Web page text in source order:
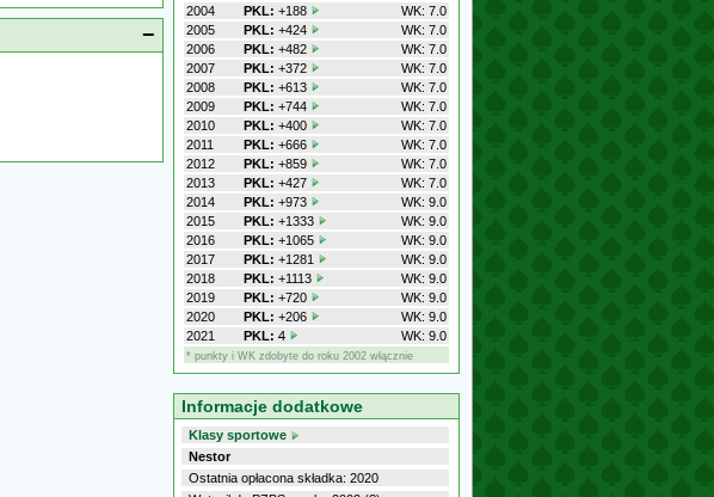
−
2004
PKL: +188
WK: 7.0
2005
PKL: +424
WK: 7.0
2006
PKL: +482
WK: 7.0
2007
PKL: +372
WK: 7.0
2008
PKL: +613
WK: 7.0
2009
PKL: +744
WK: 7.0
2010
PKL: +400
WK: 7.0
2011
PKL: +666
WK: 7.0
2012
PKL: +859
WK: 7.0
2013
PKL: +427
WK: 7.0
2014
PKL: +973
WK: 9.0
2015
PKL: +1333
WK: 9.0
2016
PKL: +1065
WK: 9.0
2017
PKL: +1281
WK: 9.0
2018
PKL: +1113
WK: 9.0
2019
PKL: +720
WK: 9.0
2020
PKL: +206
WK: 9.0
2021
PKL: 4 WK: 9.0
* punkty i WK zdobyte do roku 2002 włącznie
Informacje dodatkowe
Klasy sportowe
Nestor
Ostatnia opłacona składka: 2020